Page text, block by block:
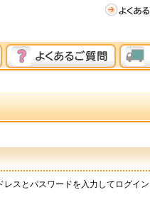
スとパスワードを入力してログイン